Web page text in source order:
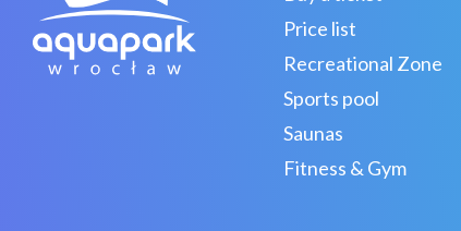
Price list
Recreational Zone
Sports pool
Saunas
Fitness & Gym